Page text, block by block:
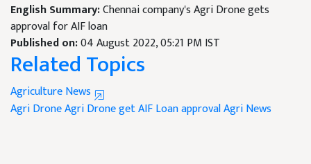
English Summary:Chennai company's Agri Drone gets
approval for AIF loan
Published on:04 August 2022, 05:21 PM IST
Related Topics
Agriculture News
Agri DroneAgri Drone get AIF Loan approvalAgri News